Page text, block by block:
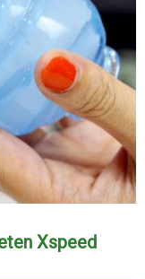
Xspeed